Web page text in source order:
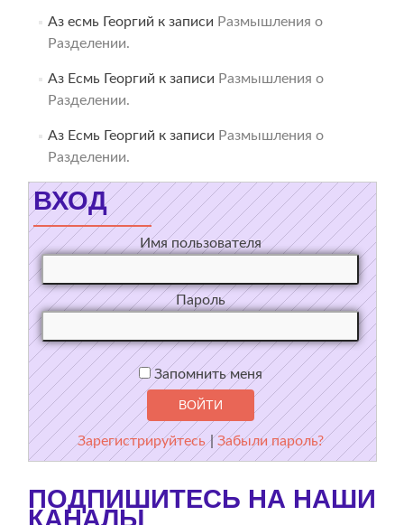
Аз есмь Георгий к записи Размышления о
Разделении.
Аз Есмь Георгий к записи Размышления о
Разделении.
Аз Есмь Георгий к записи Размышления о
Разделении.
ВХОД
Имя пользователя
Пароль
Запомнить меня
Зарегистрируйтесь |Забыли пароль?
ПОДПИШИТЕСЬ НА НАШИ
КАНАЛЫ